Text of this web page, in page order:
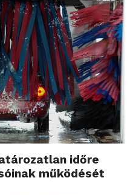
időre
működését